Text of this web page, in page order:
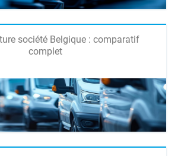
société Belgique : comparatif
complet